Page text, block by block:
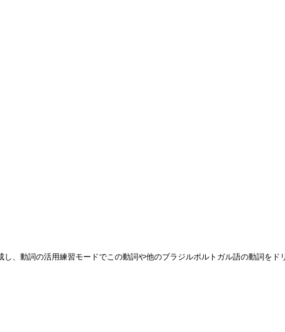
、動詞の活用練習モードでこの動詞や他のブラジルポルトガル語の動詞をド